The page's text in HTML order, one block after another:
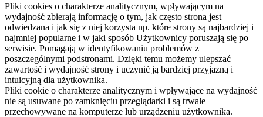
Pliki cookies o charakterze analitycznym, wpływającym na
wydajność zbierają informację o tym, jak często strona jest
odwiedzana i jak się z niej korzysta np. które strony są najbardziej i
najmniej popularne i w jaki sposób Użytkownicy poruszają się po
serwisie. Pomagają w identyfikowaniu problemów z
poszczególnymi podstronami. Dzięki temu możemy ulepszać
zawartość i wydajność strony i uczynić ją bardziej przyjazną i
intuicyjną dla użytkownika.
Pliki cookie o charakterze analitycznym i wpływające na wydajność
nie są usuwane po zamknięciu przeglądarki i są trwale
przechowywane na komputerze lub urządzeniu użytkownika.